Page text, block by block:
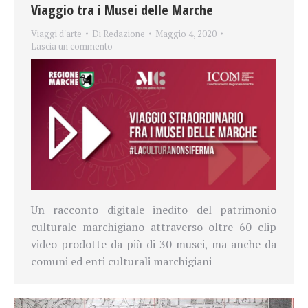
Viaggio tra i Musei delle Marche
Viaggi d'arte Di Redazione
Maggio 4, 2020
Lascia un commento
Un racconto digitale inedito del patrimonio
culturale marchigiano attraverso oltre 60 clip
video prodotte da più di 30 musei, ma anche da
comuni ed enti culturali marchigiani